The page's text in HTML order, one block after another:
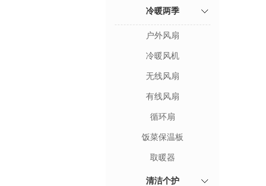
冷暖两季
户外风扇
冷暖风机
无线风扇
有线风扇
循环扇
饭菜保温板
取暖器
清洁个护